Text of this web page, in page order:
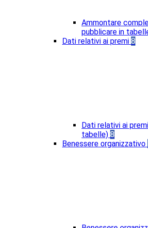
Ammontare
pubblicare in
Dati relativi ai premi 8
Dati relativi ai
tabelle) 8
Benessere organizzativo